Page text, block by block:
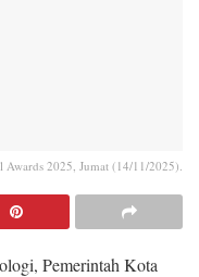
2025, Jumat (14/11/2025).
Pemerintah Kota